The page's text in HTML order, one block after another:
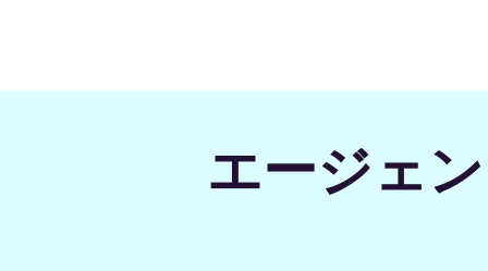
エージェ